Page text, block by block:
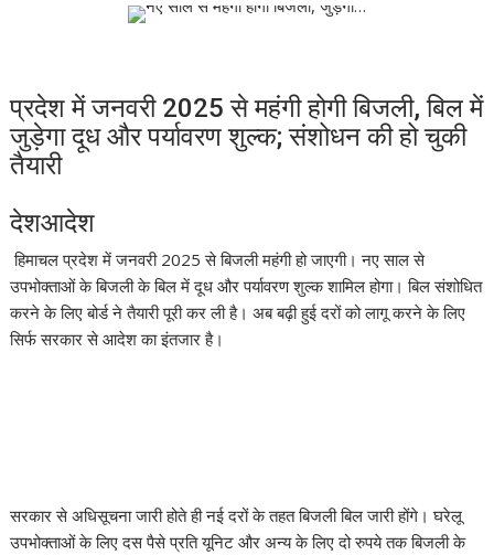
प्रदेश में जनवरी 2025 से महंगी होगी बिजली, बिल में
जुड़ेगा दूध और पर्यावरण शुल्क; संशोधन की हो चुकी
तैयारी
देशआदेश
हिमाचल प्रदेश में जनवरी 2025 से बिजली महंगी हो जाएगी। नए साल से
उपभोक्ताओं के बिजली के बिल में दूध और पर्यावरण शुल्क शामिल होगा। बिल संशोधित
करने के लिए बोर्ड ने तैयारी पूरी कर ली है। अब बढ़ी हुई दरों को लागू करने के लिए
सिर्फ सरकार से आदेश का इंतजार है।
सरकार से अधिसूचना जारी होते ही नई दरों के तहत बिजली बिल जारी होंगे। घरेलू
उपभोक्ताओं के लिए दस पैसे प्रति यूनिट और अन्य के लिए दो रुपये तक बिजली के